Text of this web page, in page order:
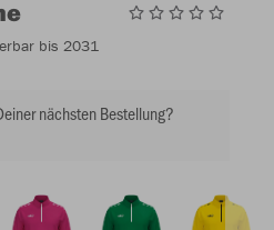
bis 2031
nächsten Bestellung?